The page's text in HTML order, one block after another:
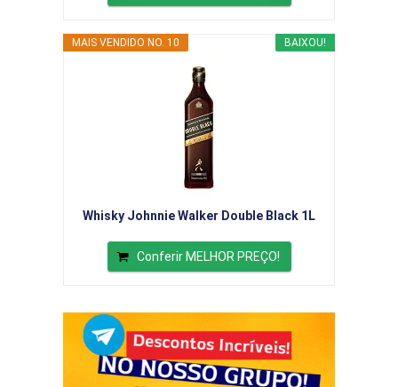
BAIXOU!
MAIS VENDIDO NO. 10
Whisky Johnnie Walker Double Black 1L
Conferir MELHOR PREÇO!